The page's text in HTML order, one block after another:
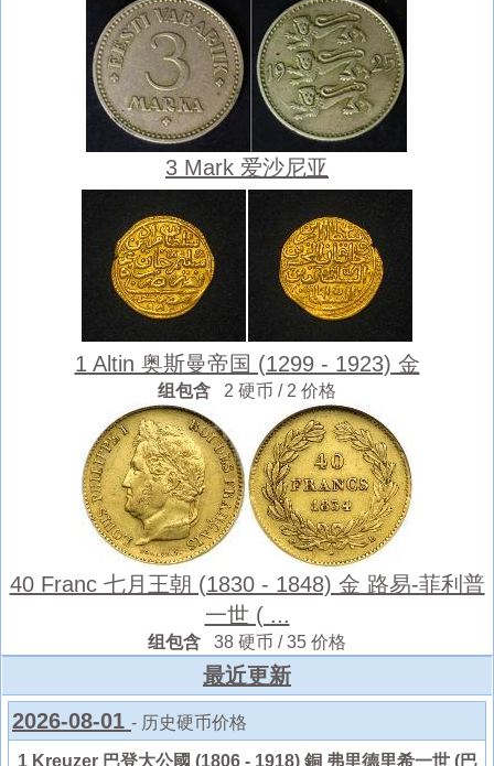
3 Mark 爱沙尼亚
1 Altin 奥斯曼帝国 (1299 - 1923) 金
组包含 2 硬币 / 2 价格
40 Franc 七月王朝 (1830 - 1848) 金 路易-菲利普
一世 ( ...
组包含 38 硬币 / 35 价格
最近更新
2026-08-01 - 历史硬币价格
1 Kreuzer 巴登大公國 (1806 - 1918) 銅 弗里德里希一世 (巴